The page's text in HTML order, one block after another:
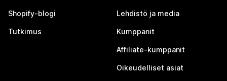
Shopify-blogi
Tutkimus
Lehdistö ja media
Kumppanit
Affiliate-kumppanit
Oikeudelliset asiat